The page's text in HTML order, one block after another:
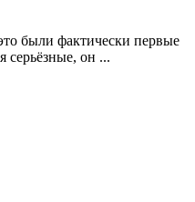
были фактически первые
серьёзные, он ...